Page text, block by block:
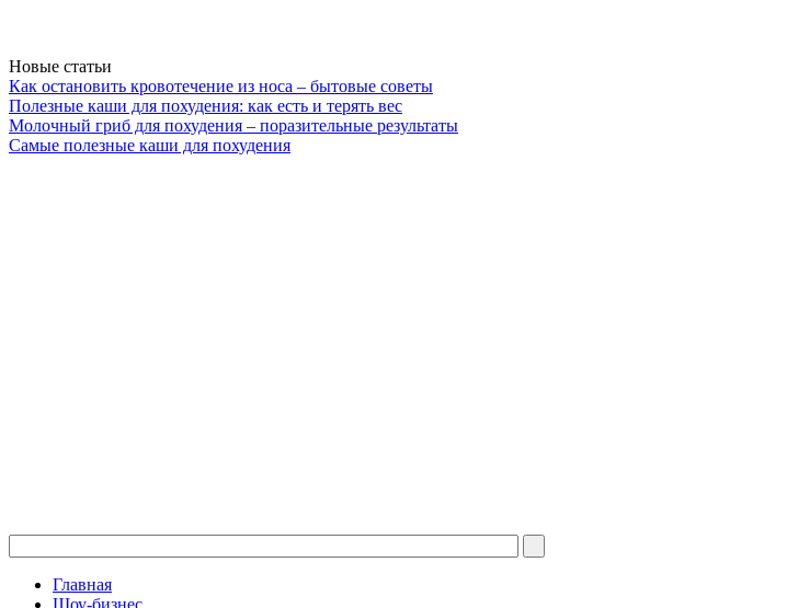
Новые статьи
Как остановить кровотечение из носа – бытовые советы
Полезные каши для похудения: как есть и терять вес
Молочный гриб для похудения – поразительные результаты
Самые полезные каши для похудения
Главная
Шоу-бизнес